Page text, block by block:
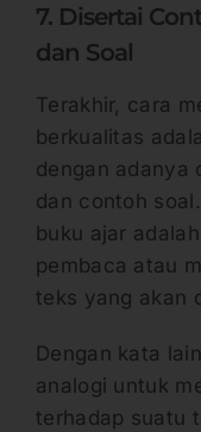
7. Disertai
dan Soal
Terakhir, cara
berkualitas
dengan adanya
dan contoh
buku ajar
pembaca atau
teks yang akan
Dengan kata
analogi untuk
terhadap suatu